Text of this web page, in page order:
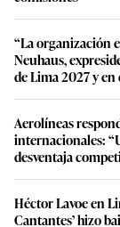
“La organización
Neuhaus,
de Lima 2027 y
Aerolíneas
internacionales:
desventaja
Héctor Lavoe en
Cantantes’ hizo